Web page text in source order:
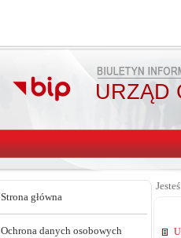
URZĄD
Strona główna
Ochrona danych osobowych